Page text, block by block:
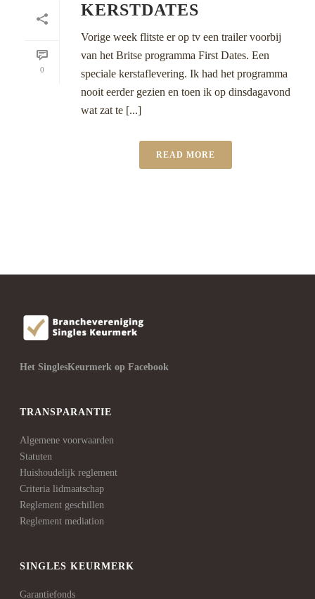
0
KERSTDATES
Vorige week flitste er op tv een trailer voorbij
van het Britse programma First Dates. Een
speciale kerstaflevering. Ik had het programma
nooit eerder gezien en toen ik op dinsdagavond
wat zat te [...]
READ MORE
Het SinglesKeurmerk op Facebook
TRANSPARANTIE
Algemene voorwaarden
Statuten
Huishoudelijk reglement
Criteria lidmaatschap
Reglement geschillen
Reglement mediation
SINGLES KEURMERK
Garantiefonds